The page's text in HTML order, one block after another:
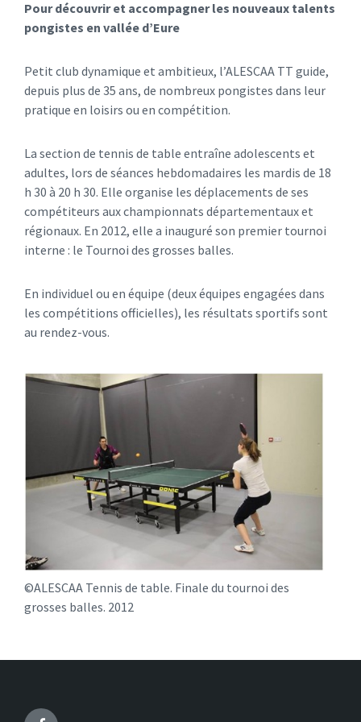
Pour découvrir et accompagner les nouveaux talents
pongistes en vallée d’Eure
Petit club dynamique et ambitieux, l’ALESCAA TT guide,
depuis plus de 35 ans, de nombreux pongistes dans leur
pratique en loisirs ou en compétition.
La section de tennis de table entraîne adolescents et
adultes, lors de séances hebdomadaires les mardis de 18
h 30 à 20 h 30. Elle organise les déplacements de ses
compétiteurs aux championnats départementaux et
régionaux. En 2012, elle a inauguré son premier tournoi
interne : le Tournoi des grosses balles.
En individuel ou en équipe (deux équipes engagées dans
les compétitions officielles), les résultats sportifs sont
au rendez-vous.
©ALESCAA Tennis de table. Finale du tournoi des
grosses balles. 2012